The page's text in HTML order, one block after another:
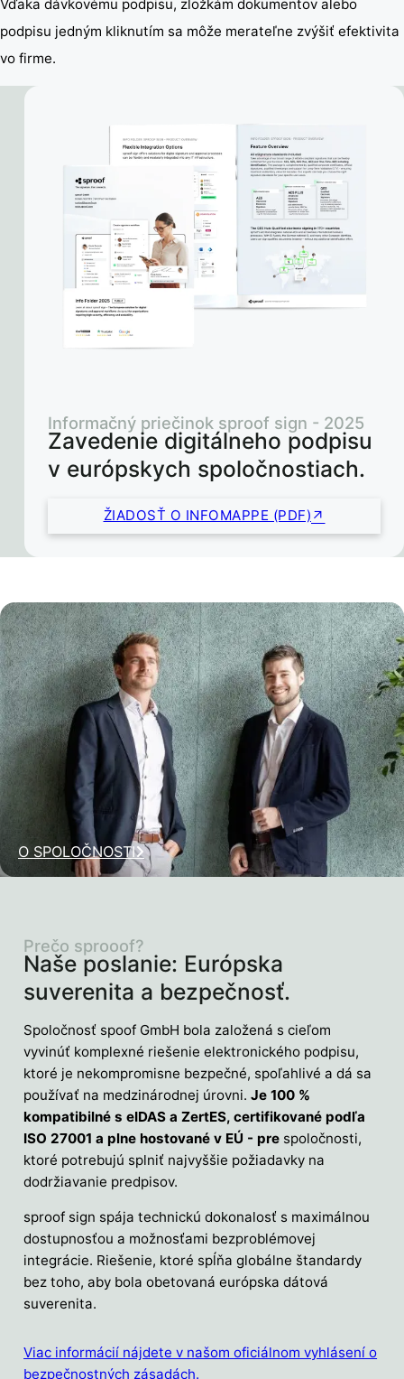
Vďaka dávkovému podpisu, zložkám dokumentov alebo
podpisu jedným kliknutím sa môže merateľne zvýšiť efektivita
vo firme.
Zavedenie digitálneho podpisu
v európskych spoločnostiach.
Informačný priečinok sproof sign - 2025
ŽIADOSŤ O INFOMAPPE (PDF)
O SPOLOČNOSTI
Naše poslanie: Európska
suverenita a bezpečnosť.
Prečo sprooof?
Spoločnosť spoof GmbH bola založená s cieľom
vyvinúť komplexné riešenie elektronického podpisu,
ktoré je nekompromisne bezpečné, spoľahlivé a dá sa
používať na medzinárodnej úrovni.Je 100 %
kompatibilné s eIDAS a ZertES, certifikované podľa
ISO 27001 a plne hostované v EÚ - pre spoločnosti,
ktoré potrebujú splniť najvyššie požiadavky na
dodržiavanie predpisov.
sproof sign spája technickú dokonalosť s maximálnou
dostupnosťou a možnosťami bezproblémovej
integrácie. Riešenie, ktoré spĺňa globálne štandardy
bez toho, aby bola obetovaná európska dátová
suverenita.
Viac informácií nájdete v našom oficiálnom vyhlásení o
bezpečnostných zásadách.